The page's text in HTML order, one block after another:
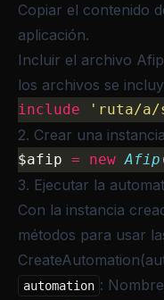
Copiar el contenido
aplicación.
Incluir el archivo
los archivos se
include 'ruta/a/
2. Crear una
$afip = new Afip
3. Ejecutar la
Con la instancia
métodos para usar
automation :